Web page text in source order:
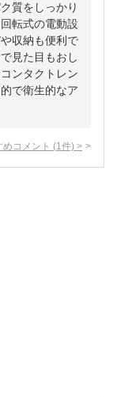
質をしっかり
転式の電動設
収納も便利で
見た目もおし
ンタクトレン
で衛生的なア
コメント (1 件) >